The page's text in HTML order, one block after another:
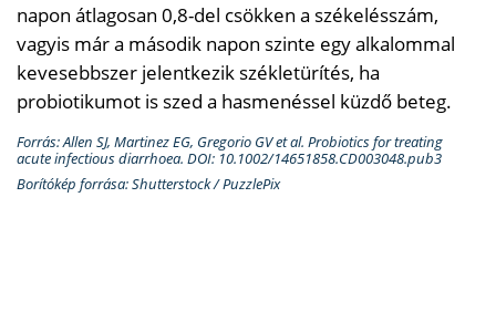
napon átlagosan 0,8-del csökken a székelésszám,
vagyis már a második napon szinte egy alkalommal
kevesebbszer jelentkezik székletürítés, ha
probiotikumot is szed a hasmenéssel küzdő beteg.
Forrás: Allen SJ, Martinez EG, Gregorio GV et al. Probiotics for treating
acute infectious diarrhoea. DOI: 10.1002/14651858.CD003048.pub3
Borítókép forrása: Shutterstock / PuzzlePix